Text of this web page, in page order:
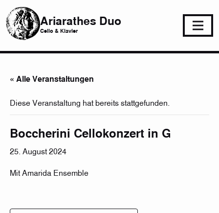
Ariarathes Duo
Cello & Klavier
« Alle Veranstaltungen
Diese Veranstaltung hat bereits stattgefunden.
Boccherini Cellokonzert in G
25. August 2024
Mit Amarida Ensemble